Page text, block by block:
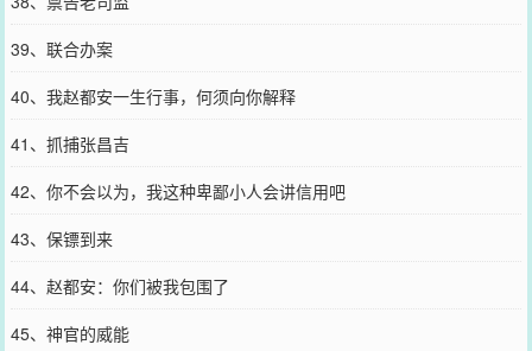
39、联合办案
40、我赵都安一生行事，何须向你解释
41、抓捕张昌吉
42、你不会以为，我这种卑鄙小人会讲信用吧
43、保镖到来
44、赵都安：你们被我包围了
45、神官的威能